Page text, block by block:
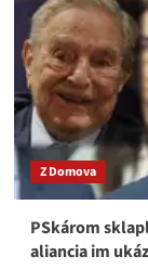
s
Alianciou
nechápu
len
dementi,
ani
STVR
Z Domova
PSkárom
aliancia im